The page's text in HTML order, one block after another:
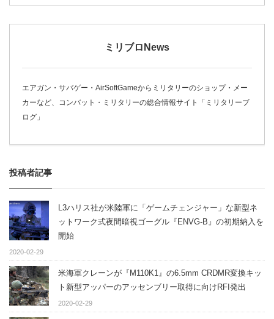
ミリブロNews
エアガン・サバゲー・AirSoftGameからミリタリーのショップ・メー
カーなど、コンバット・ミリタリーの総合情報サイト「ミリタリーブ
ログ」
投稿者記事
L3ハリス社が米陸軍に「ゲームチェンジャー」な新型ネ
ットワーク式夜間暗視ゴーグル『ENVG-B』の初期納入を
開始
2020-02-29
米海軍クレーンが『M110K1』の6.5mm CRDMR変換キッ
ト新型アッパーのアッセンブリー取得に向けRFI発出
2020-02-29